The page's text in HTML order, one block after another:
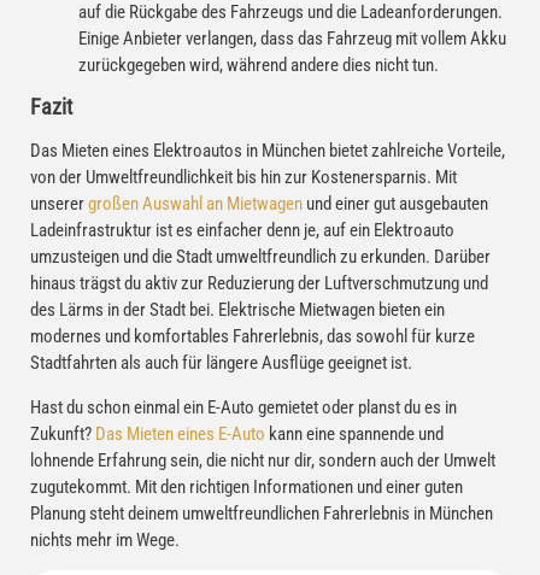
auf die Rückgabe des Fahrzeugs und die Ladeanforderungen.
Einige Anbieter verlangen, dass das Fahrzeug mit vollem Akku
zurückgegeben wird, während andere dies nicht tun.
Fazit
Das Mieten eines Elektroautos in München bietet zahlreiche Vorteile,
von der Umweltfreundlichkeit bis hin zur Kostenersparnis. Mit
unserergroßen Auswahl an Mietwagen und einer gut ausgebauten
Ladeinfrastruktur ist es einfacher denn je, auf ein Elektroauto
umzusteigen und die Stadt umweltfreundlich zu erkunden. Darüber
hinaus trägst du aktiv zur Reduzierung der Luftverschmutzung und
des Lärms in der Stadt bei. Elektrische Mietwagen bieten ein
modernes und komfortables Fahrerlebnis, das sowohl für kurze
Stadtfahrten als auch für längere Ausflüge geeignet ist.
Hast du schon einmal ein E-Auto gemietet oder planst du es in
Zukunft? Das Mieten eines E-Auto kann eine spannende und
lohnende Erfahrung sein, die nicht nur dir, sondern auch der Umwelt
zugutekommt. Mit den richtigen Informationen und einer guten
Planung steht deinem umweltfreundlichen Fahrerlebnis in München
nichts mehr im Wege.